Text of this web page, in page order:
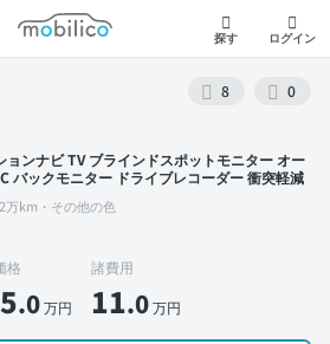
モビリコ
探す ログイン
8 0
ンナビ TV ブラインドスポットモニター オー
バックモニター ドライブレコーダー 衝突軽減
万km・その他の色
格
.0万円
諸費用
11.0万円